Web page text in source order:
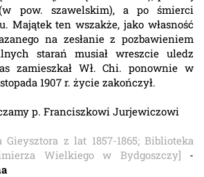
pow. szawelskim), a po śmierci
Majątek ten wszakże, jako własność
na zesłanie z pozbawieniem
starań musiał wreszcie uledz
zamieszkał Wł. Chi. ponownie w
1907 r. życie zakończył.
p. Franciszkowi Jurjewiczowi
z lat 1857-1865; Biblioteka
Wielkiego w Bydgoszczy] -